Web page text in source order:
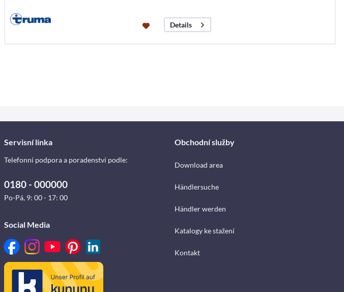
Details
Servisní linka
Telefonní podpora a poradenství podle:
0180 - 000000
Po-Pá, 9: 00 - 17: 00
Social Media
Obchodní služby
Download area
Händlersuche
Händler werden
Katalogy ke stažení
Kontakt